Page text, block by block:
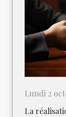
Lundi 2
La